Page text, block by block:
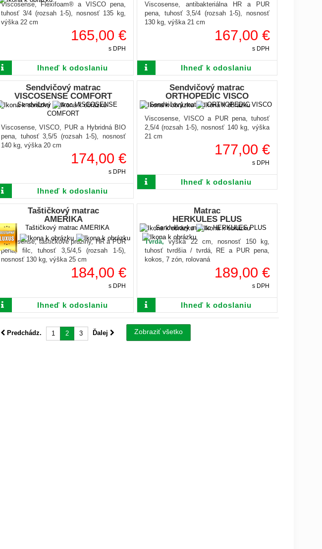
Viscosense, Flexifoam® a VISCO pena,
tuhosť 3/4 (rozsah 1-5), nosnosť 135 kg,
výška 22 cm
165,00 €
s DPH
Ihneď k odoslaniu
Viscosense, antibakteriálna HR a PUR
pena, tuhosť 3,5/4 (rozsah 1-5), nosnosť
130 kg, výška 21 cm
167,00 €
s DPH
Ihneď k odoslaniu
Sendvičový matrac
VISCOSENSE COMFORT
Viscosense, VISCO, PUR a Hybridná BIO
pena, tuhosť 3,5/5 (rozsah 1-5), nosnosť
140 kg, výška 20 cm
174,00 €
s DPH
Ihneď k odoslaniu
Sendvičový matrac
ORTHOPEDIC VISCO
Viscosense, VISCO a PUR pena, tuhosť
2,5/4 (rozsah 1-5), nosnosť 140 kg, výška
21 cm
177,00 €
s DPH
Ihneď k odoslaniu
Taštičkový matrac
AMERIKA
Viscosense, taštičkové pružiny, HR a PUR
pena, filc, tuhosť 3,5/4,5 (rozsah 1-5),
nosnosť 130 kg, výška 25 cm
184,00 €
s DPH
Ihneď k odoslaniu
Matrac
HERKULES PLUS
Tvrdá,výška 22 cm, nosnosť 150 kg,
tuhosť tvrdšia / tvrdá, RE a PUR pena,
kokos, 7 zón, rolovaná
189,00 €
s DPH
Ihneď k odoslaniu
Zobraziť všetko
Predchádz. 1 2 3 Ďalej